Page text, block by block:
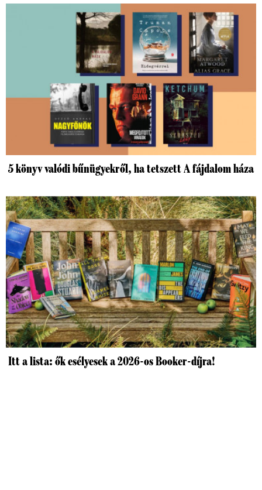
5 könyv valódi bűnügyekről, ha tetszett A fájdalom háza
Itt a lista: ők esélyesek a 2026-os Booker-díjra!